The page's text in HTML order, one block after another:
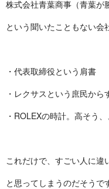
株式会社青葉商事（青葉が
という聞いたこともない会
・代表取締役という肩書
・レクサスという庶民から
・ROLEXの時計。高そう、
これだけで、すごい人に違
と思ってしまうのだそうで